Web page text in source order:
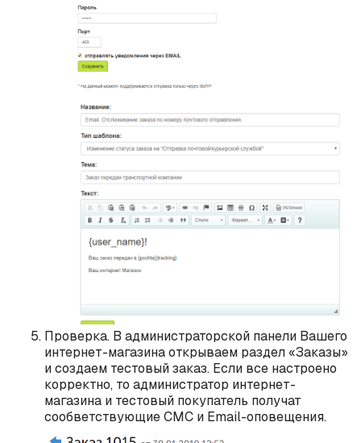
Проверка. В администраторской панели Вашего
интернет-магазина открываем раздел «Заказы»
и создаем тестовый заказ. Если все настроено
корректно, то администратор интернет-
магазина и тестовый покупатель получат
сообветствующие СМС и Email-оповещения.